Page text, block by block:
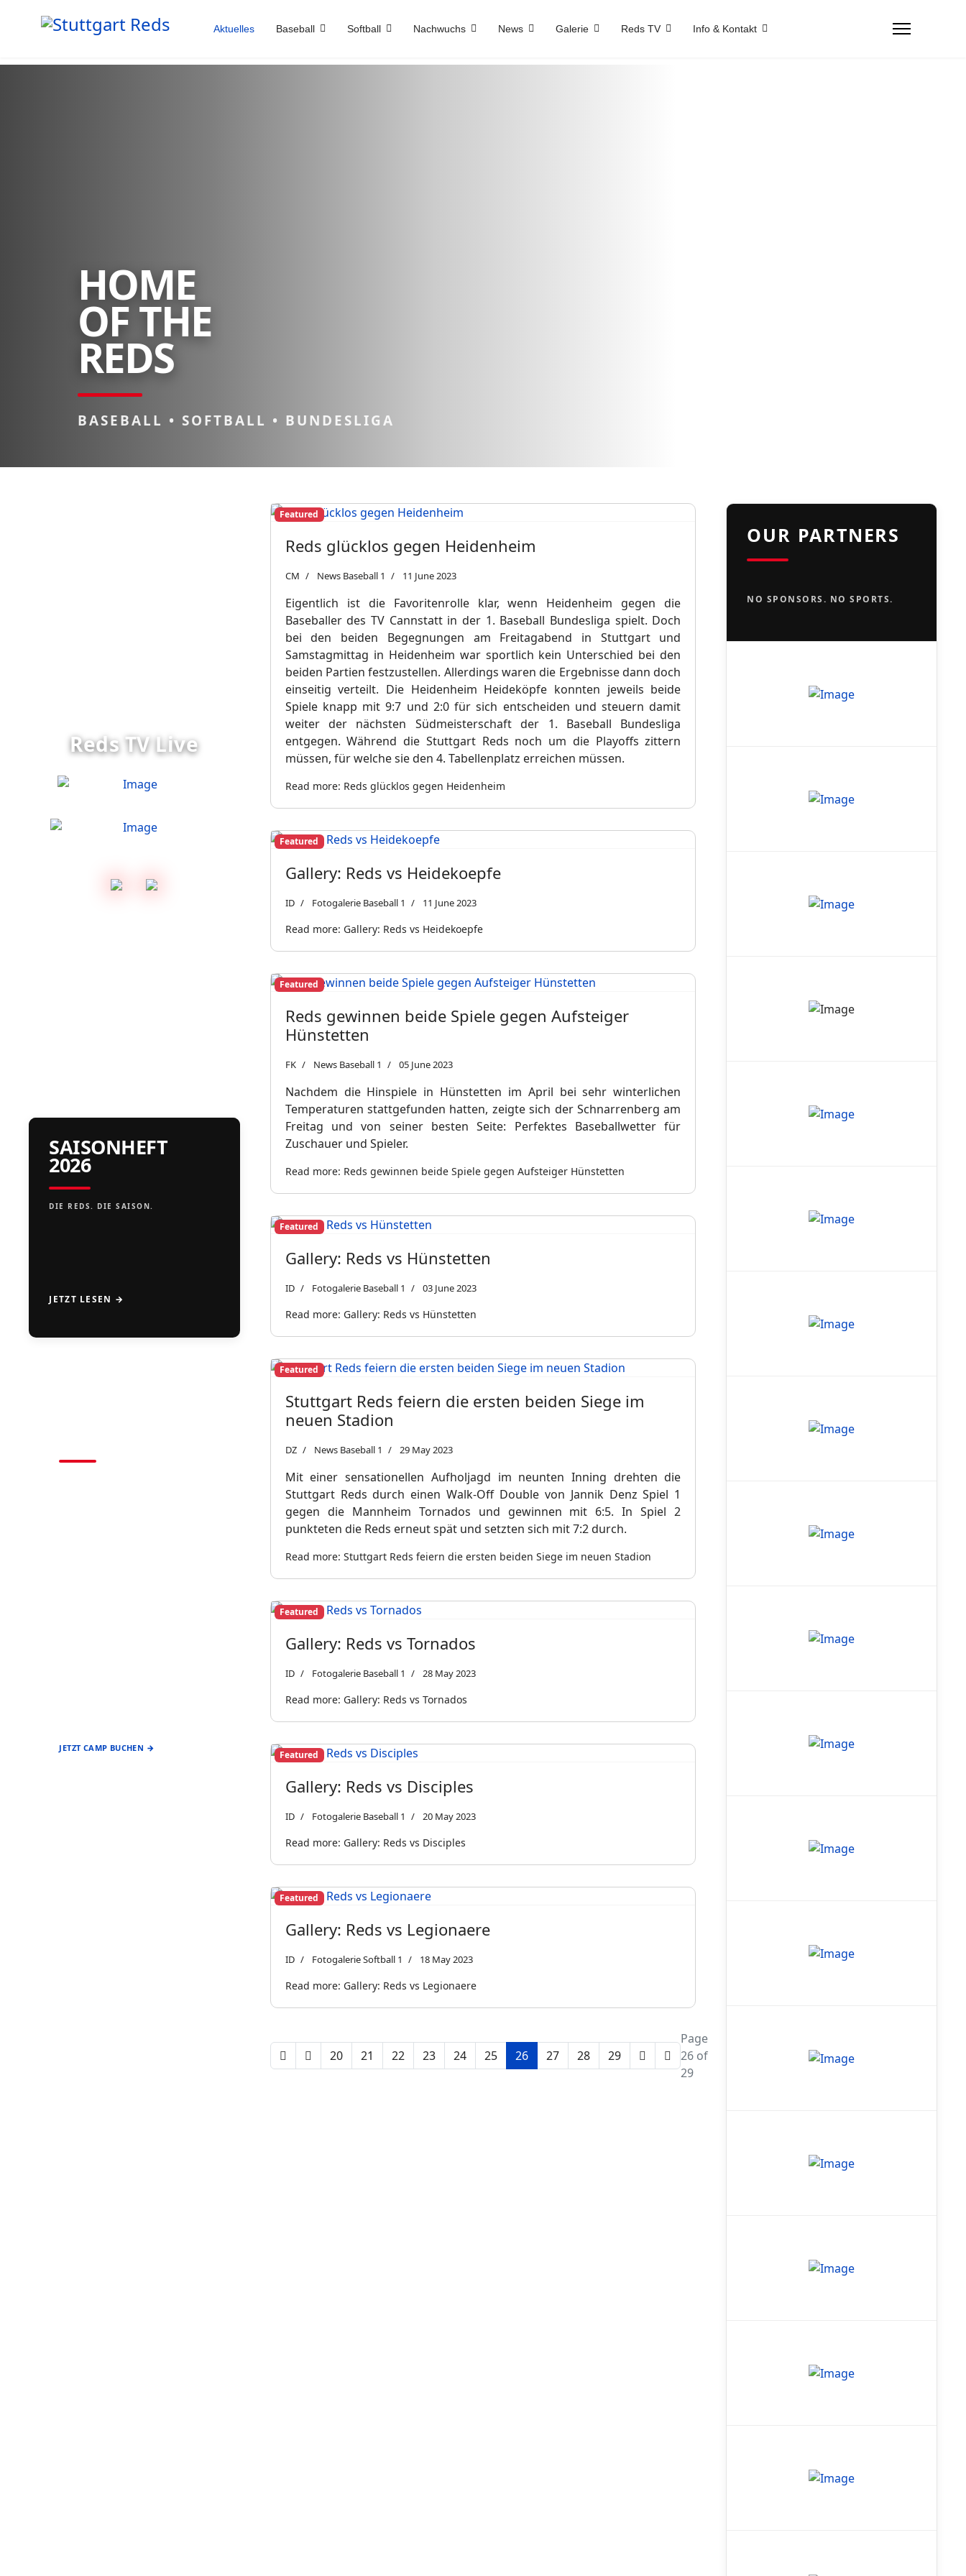
Aktuelles Baseball Softball Nachwuchs News Galerie Reds TV Info & Kontakt
HOME
OF THE
REDS
BASEBALL • SOFTBALL • BUNDESLIGA
Reds TV Live
vs.
SAISONHEFT
2026
DIE REDS. DIE SAISON.
JETZT LESEN →
JETZT CAMP BUCHEN →
Featured
Reds glücklos gegen Heidenheim
CM News Baseball 1 11 June 2023
Eigentlich ist die Favoritenrolle klar, wenn Heidenheim gegen die
Baseballer des TV Cannstatt in der 1. Baseball Bundesliga spielt. Doch
bei den beiden Begegnungen am Freitagabend in Stuttgart und
Samstagmittag in Heidenheim war sportlich kein Unterschied bei den
beiden Partien festzustellen. Allerdings waren die Ergebnisse dann doch
einseitig verteilt. Die Heidenheim Heideköpfe konnten jeweils beide
Spiele knapp mit 9:7 und 2:0 für sich entscheiden und steuern damit
weiter der nächsten Südmeisterschaft der 1. Baseball Bundesliga
entgegen. Während die Stuttgart Reds noch um die Playoffs zittern
müssen, für welche sie den 4. Tabellenplatz erreichen müssen.
Read more: Reds glücklos gegen Heidenheim
Featured
Gallery: Reds vs Heidekoepfe
ID Fotogalerie Baseball 1 11 June 2023
Read more: Gallery: Reds vs Heidekoepfe
Featured
Reds gewinnen beide Spiele gegen Aufsteiger
Hünstetten
FK News Baseball 1 05 June 2023
Nachdem die Hinspiele in Hünstetten im April bei sehr winterlichen
Temperaturen stattgefunden hatten, zeigte sich der Schnarrenberg am
Freitag und von seiner besten Seite: Perfektes Baseballwetter für
Zuschauer und Spieler.
Read more: Reds gewinnen beide Spiele gegen Aufsteiger Hünstetten
Featured
Gallery: Reds vs Hünstetten
ID Fotogalerie Baseball 1 03 June 2023
Read more: Gallery: Reds vs Hünstetten
Featured
Stuttgart Reds feiern die ersten beiden Siege im
neuen Stadion
DZ News Baseball 1 29 May 2023
Mit einer sensationellen Aufholjagd im neunten Inning drehten die
Stuttgart Reds durch einen Walk-Off Double von Jannik Denz Spiel 1
gegen die Mannheim Tornados und gewinnen mit 6:5. In Spiel 2
punkteten die Reds erneut spät und setzten sich mit 7:2 durch.
Read more: Stuttgart Reds feiern die ersten beiden Siege im neuen Stadion
Featured
Gallery: Reds vs Tornados
ID Fotogalerie Baseball 1 28 May 2023
Read more: Gallery: Reds vs Tornados
Featured
Gallery: Reds vs Disciples
ID Fotogalerie Baseball 1 20 May 2023
Read more: Gallery: Reds vs Disciples
Featured
Gallery: Reds vs Legionaere
ID Fotogalerie Softball 1 18 May 2023
Read more: Gallery: Reds vs Legionaere
20 21 22 23 24 25 26 27 28 29
Page
26 of
29
OUR PARTNERS
NO SPONSORS. NO SPORTS.